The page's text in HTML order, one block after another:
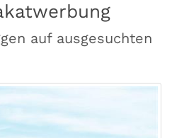
auf ausgesuchten